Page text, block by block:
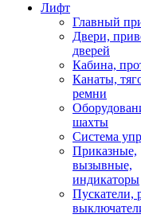
Лифт
Главный
Двери,
дверей
Кабина,
Канаты,
ремни
шахты
Система
Приказные,
вызывные,
индикаторы
Пускатели,